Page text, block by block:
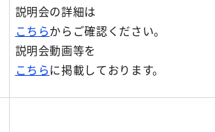
説明会の詳細は
こちらからご確認ください。
説明会動画等を
こちらに掲載しております。